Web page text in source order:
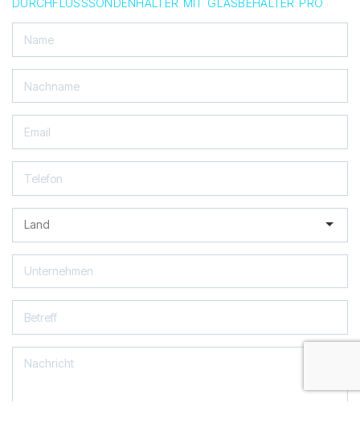
DURCHFLUSSSONDENHALTER MIT GLASBEHÄLTER PRO